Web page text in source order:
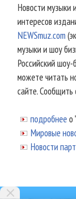
Новости музыки
интересов
NEWSmuz.com
музыки и шоу
Российский
можете читать
сайте. Сообщить
подробнее о
Мировые
Новости